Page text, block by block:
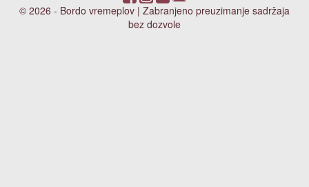
© 2026 - Bordo vremeplov | Zabranjeno preuzimanje sadržaja
bez dozvole